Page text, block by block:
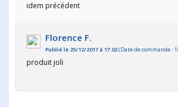
idem précédent
Florence F.
Publié le 25/12/2017 à 17:02(Date de commande :
produit joli